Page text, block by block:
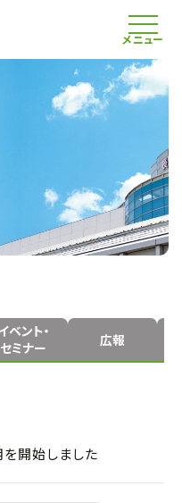
メニュー
ベント・
セミナー
広報
を開始しました